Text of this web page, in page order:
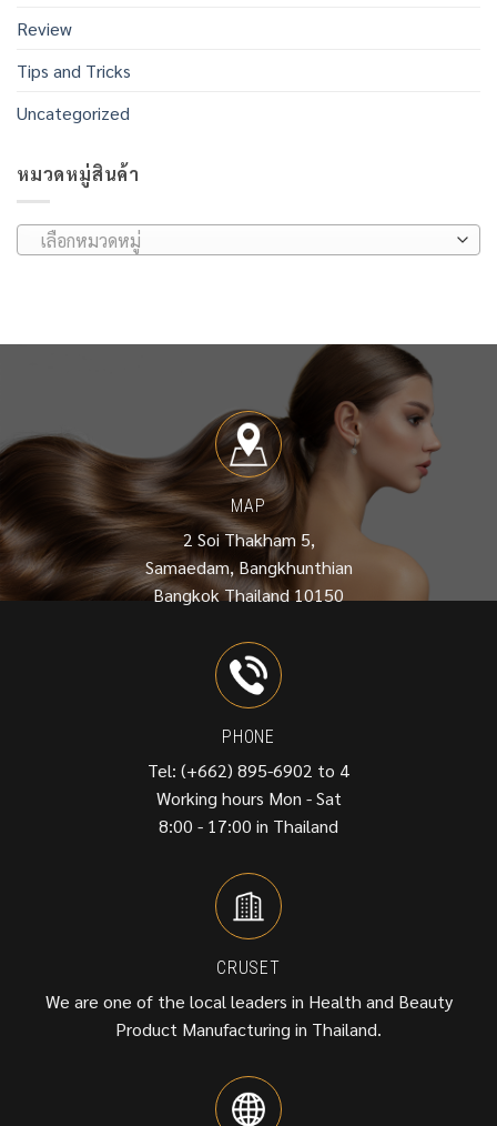
Review
Tips and Tricks
Uncategorized
หมวดหมู่สินค้า
เลือกหมวดหมู่
MAP
2 Soi Thakham 5,
Samaedam, Bangkhunthian
Bangkok Thailand 10150
PHONE
Tel: (+662) 895-6902 to 4
Working hours Mon - Sat
8:00 - 17:00 in Thailand
CRUSET
We are one of the local leaders in Health and Beauty
Product Manufacturing in Thailand.